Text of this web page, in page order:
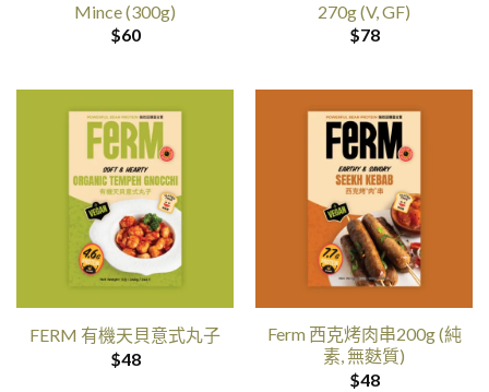
Mince (300g)
$60
270g (V, GF)
$78
FERM 有機天貝意式丸子
$48
Ferm 西克烤肉串200g (純
素, 無麩質)
$48